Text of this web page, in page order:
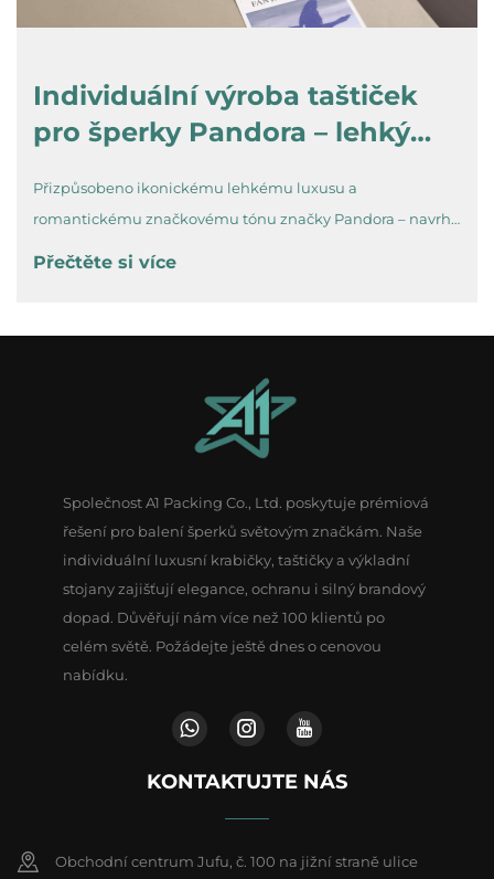
Individuální výroba taštiček
pro šperky Pandora – lehký
každý lesk
Přizpůsobeno ikonickému lehkému luxusu a
romantickému značkovému tónu značky Pandora – navrhli
Přečtěte si více
Společnost A1 Packing Co., Ltd. poskytuje prémiová
řešení pro balení šperků světovým značkám. Naše
individuální luxusní krabičky, taštičky a výkladní
stojany zajišťují elegance, ochranu i silný brandový
dopad. Důvěřují nám více než 100 klientů po
celém světě. Požádejte ještě dnes o cenovou
nabídku.
KONTAKTUJTE NÁS
Obchodní centrum Jufu, č. 100 na jižní straně ulice